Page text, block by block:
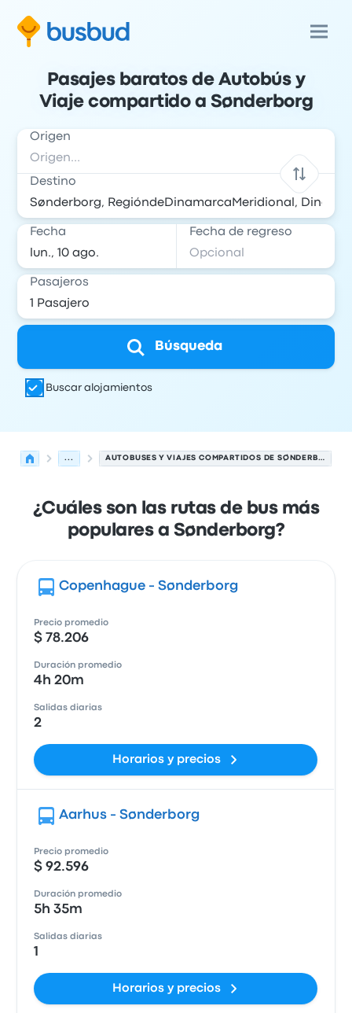
Pasajes baratos de Autobús y
Viaje compartido a Sønderborg
Origen
Destino
Fecha Fecha de regreso
Pasajeros
Búsqueda
Buscar alojamientos
... AUTOBUSES Y VIAJES COMPARTIDOS DE SØNDERBORG
¿Cuáles son las rutas de bus más
populares a Sønderborg?
Copenhague - Sønderborg
Precio promedio
$ 78.206
Duración promedio
4h 20m
Salidas diarias
2
Horarios y precios
Aarhus - Sønderborg
Precio promedio
$ 92.596
Duración promedio
5h 35m
Salidas diarias
1
Horarios y precios